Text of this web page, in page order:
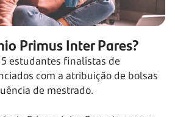
Primus Inter Pares?
estudantes finalistas de
com a atribuição de bolsas
de mestrado.